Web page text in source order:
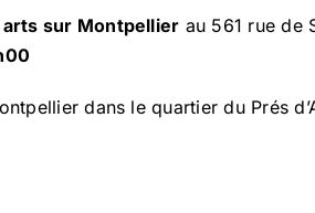
sur Montpellier au 561 rue de
dans le quartier du Prés